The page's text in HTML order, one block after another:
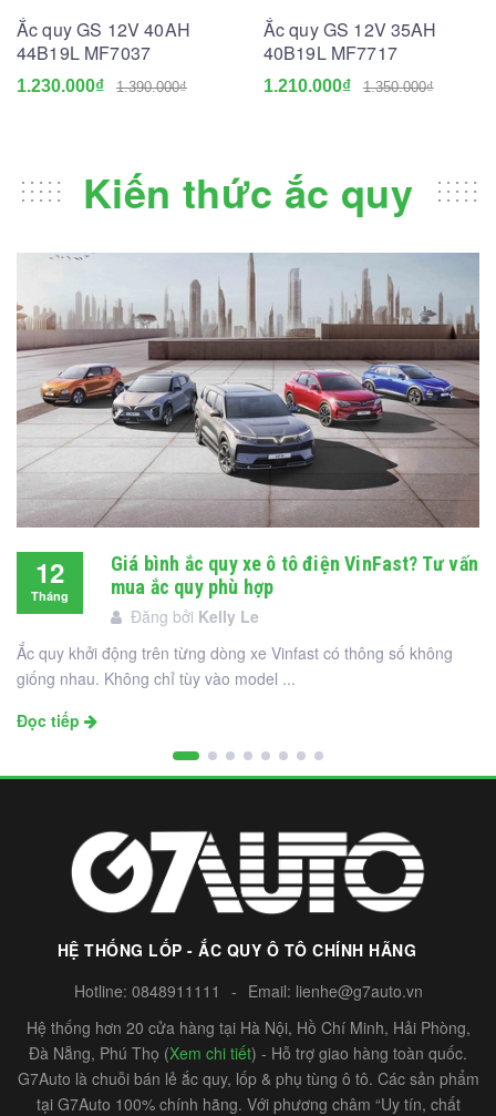
Ắc quy GS 12V 40AH
44B19L MF7037
1.230.000₫ 1.390.000₫
Ắc quy GS 12V 35AH
40B19L MF7717
1.210.000₫ 1.350.000₫
Kiến thức ắc quy
12
Tháng
Giá bình ắc quy xe ô tô điện VinFast? Tư vấn
mua ắc quy phù hợp
Đăng bởi Kelly Le
Ắc quy khởi động trên từng dòng xe Vinfast có thông số không
giống nhau. Không chỉ tùy vào model ...
Đọc tiếp
HỆ THỐNG LỐP - ẮC QUY Ô TÔ CHÍNH HÃNG
Hotline: 0848911111 - Email: lienhe@g7auto.vn
Hệ thống hơn 20 cửa hàng tại Hà Nội, Hồ Chí Minh, Hải Phòng,
Đà Nẵng, Phú Thọ (Xem chi tiết) - Hỗ trợ giao hàng toàn quốc.
G7Auto là chuỗi bán lẻ ắc quy, lốp & phụ tùng ô tô. Các sản phẩm
tại G7Auto 100% chính hãng. Với phương châm “Uy tín, chất